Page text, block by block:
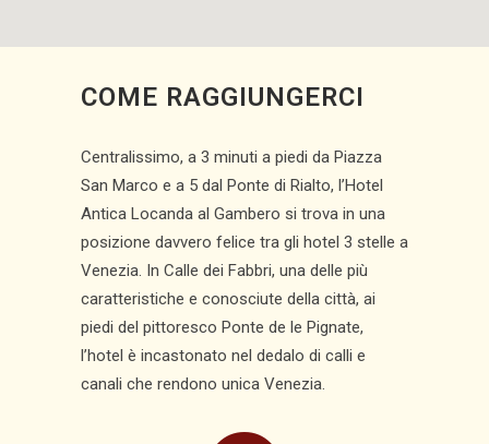
COME RAGGIUNGERCI
Centralissimo, a 3 minuti a piedi da Piazza
San Marco e a 5 dal Ponte di Rialto, l’Hotel
Antica Locanda al Gambero si trova in una
posizione davvero felice tra gli hotel 3 stelle a
Venezia. In Calle dei Fabbri, una delle più
caratteristiche e conosciute della città, ai
piedi del pittoresco Ponte de le Pignate,
l’hotel è incastonato nel dedalo di calli e
canali che rendono unica Venezia.